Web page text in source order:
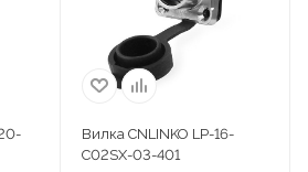
Вилка CNLINKO LP-16-
C02SX-03-401